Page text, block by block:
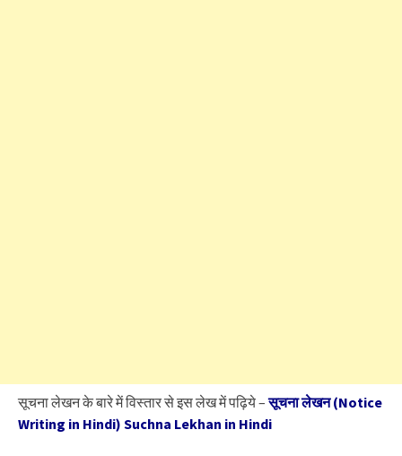
सूचना लेखन के बारे में विस्तार से इस लेख में पढ़िये –सूचना लेखन (Notice
Writing in Hindi) Suchna Lekhan in Hindi